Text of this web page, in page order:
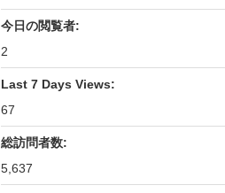
今日の閲覧者:
2
Last 7 Days Views:
67
総訪問者数:
5,637